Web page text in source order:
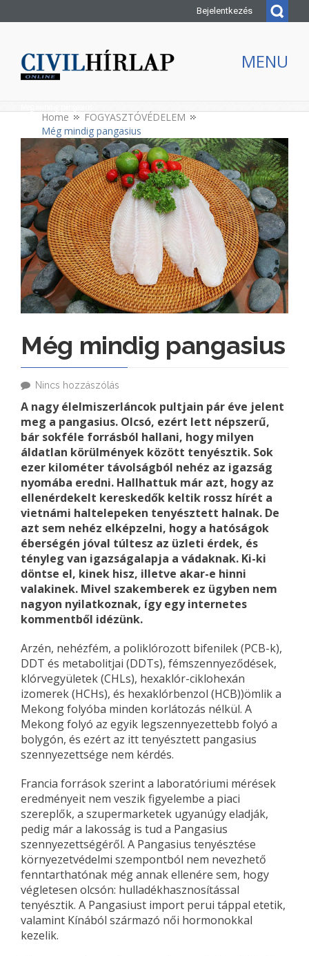
Bejelentkezés
MENU
Home
FOGYASZTÓVÉDELEM
Még mindig pangasius
Még mindig pangasius
Nincs hozzászólás
A nagy élelmiszerláncok pultjain pár éve jelent
meg a pangasius. Olcsó, ezért lett népszerű,
bár sokféle forrásból hallani, hogy milyen
áldatlan körülmények között tenyésztik. Sok
ezer kilométer távolságból nehéz az igazság
nyomába eredni. Hallhattuk már azt, hogy az
ellenérdekelt kereskedők keltik rossz hírét a
vietnámi haltelepeken tenyésztett halnak. De
azt sem nehéz elképzelni, hogy a hatóságok
éberségén jóval túltesz az üzleti érdek, és
tényleg van igazságalapja a vádaknak. Ki-ki
döntse el, kinek hisz, illetve akar-e hinni
valakinek. Mivel szakemberek ez ügyben nem
nagyon nyilatkoznak, így egy internetes
kommentből idézünk.
Arzén, nehézfém, a poli­kló­­ro­zott bifenilek (PCB-k),
DDT és metabolitjai (DDTs), fémszennyeződések,
klórvegyü­letek (CHLs), hexaklór-cik­lo­hexán
izomerek (HCHs), és hexa­klórbenzol (HCB))ömlik a
Mekong folyóba minden korlátozás nélkül. A
Mekong folyó az egyik legszennyezettebb folyó a
bolygón, és ezért az itt tenyésztett pangasius
szennyezettsége nem kérdés.
Francia források szerint a labo­ra­tóriumi mérések
eredményeit nem veszik figyelembe a piaci
szereplők, a szupermarketek ugyanúgy eladják,
pedig már a lakosság is tud a Pangasius
szennyezettségéről. A Pangasius tenyésztése
környezetvédelmi szempontból nem nevezhető
fenntarthatónak még annak ellenére sem, hogy
végletesen olcsón: hulladékhasznosítással
tenyésztik. A Pangasiust import perui táppal etetik,
valamint Kínából származó női hormonokkal
kezelik.